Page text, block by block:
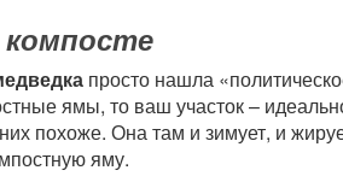
просто нашла
ямы, то ваш участок –
похоже. Она там и зимует, и
яму.